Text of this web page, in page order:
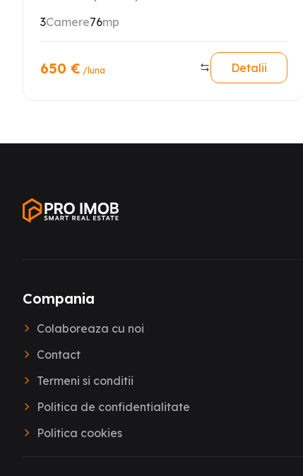
3Camere76mp
650 € /luna Detalii
Compania
Colaboreaza cu noi
Contact
Termeni si conditii
Politica de confidentialitate
Politica cookies